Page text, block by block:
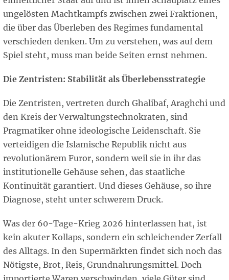
ungelösten Machtkampfs zwischen zwei Fraktionen,
die über das Überleben des Regimes fundamental
verschieden denken. Um zu verstehen, was auf dem
Spiel steht, muss man beide Seiten ernst nehmen.
Die Zentristen: Stabilität als Überlebensstrategie
Die Zentristen, vertreten durch Ghalibaf, Araghchi und
den Kreis der Verwaltungstechnokraten, sind
Pragmatiker ohne ideologische Leidenschaft. Sie
verteidigen die Islamische Republik nicht aus
revolutionärem Furor, sondern weil sie in ihr das
institutionelle Gehäuse sehen, das staatliche
Kontinuität garantiert. Und dieses Gehäuse, so ihre
Diagnose, steht unter schwerem Druck.
Was der 60-Tage-Krieg 2026 hinterlassen hat, ist
kein akuter Kollaps, sondern ein schleichender Zerfall
des Alltags. In den Supermärkten findet sich noch das
Nötigste, Brot, Reis, Grundnahrungsmittel. Doch